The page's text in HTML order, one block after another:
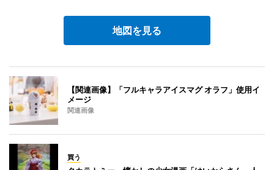
地図を見る
【関連画像】「フルキャラアイスマグ オラフ」使用イ
メージ
関連画像
買う